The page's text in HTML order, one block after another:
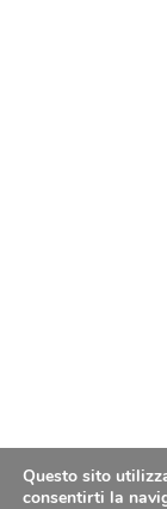
Questo sito
consentirti la